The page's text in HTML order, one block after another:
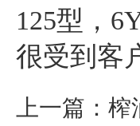
125型，
很受到客
上一篇：